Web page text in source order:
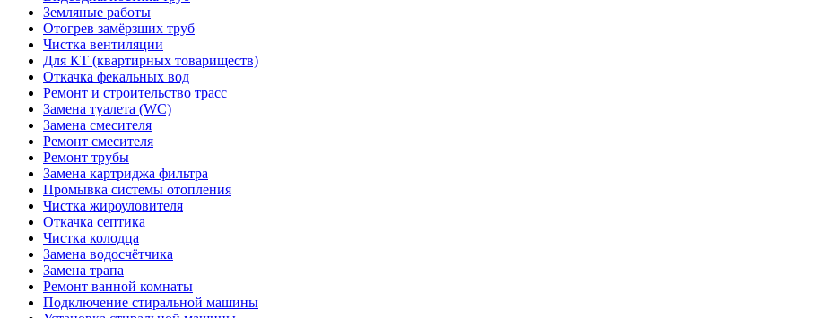
Земляные работы
Отогрев замёрзших труб
Чистка вентиляции
Для КТ (квартирных товариществ)
Откачка фекальных вод
Ремонт и строительство трасс
Замена туалета (WC)
Замена смесителя
Ремонт смесителя
Ремонт трубы
Замена картриджа фильтра
Промывка системы отопления
Чистка жироуловителя
Откачка септика
Чистка колодца
Замена водосчётчика
Замена трапа
Ремонт ванной комнаты
Подключение стиральной машины